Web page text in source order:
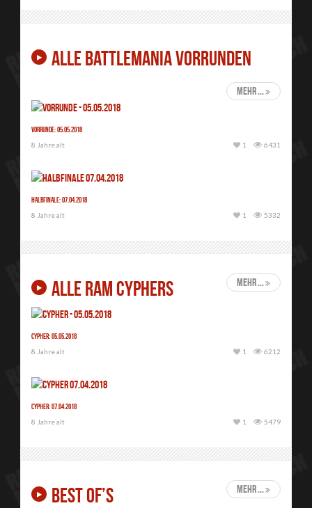
ALLE BATTLEMANIA VORRUNDEN
mehr ...
Vorrunde: 05.05.2018
8 Jahre alt
6431
1
Halbfinale: 07.04.2018
8 Jahre alt
5332
1
ALLE RAM CYPHERS mehr ...
Cypher: 05.05.2018
8 Jahre alt
6212
1
Cypher: 07.04.2018
8 Jahre alt
5479
1
BEST OF’S mehr ...